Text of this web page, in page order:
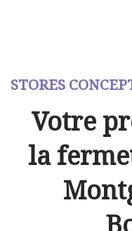
STORES
Votre
la